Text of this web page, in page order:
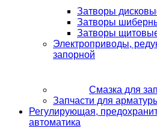
Затворы
Затворы
Затворы
Электроприводы,
запорной
Смазка для
Запчасти для
Регулирующая,
автоматика